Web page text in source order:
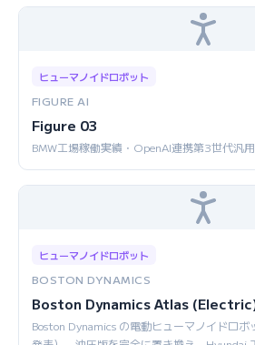
ヒューマノイドロボット
FIGURE AI
Figure 03
BMW工場稼働実績・OpenAI連携第3世代汎
ヒューマノイドロボット
BOSTON DYNAMICS
Boston Dynamics Atlas
Boston Dynamics の電動ヒューマノイドロ